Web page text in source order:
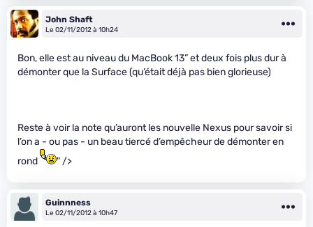
John Shaft
Le 02/11/2012 à 10h24
Bon, elle est au niveau du MacBook 13” et deux fois plus dur à
démonter que la Surface (qu’était déjà pas bien glorieuse)
Reste à voir la note qu’auront les nouvelle Nexus pour savoir si
l’on a - ou pas - un beau tiercé d’empêcheur de démonter en
rond
" />
Guinnness
Le 02/11/2012 à 10h47